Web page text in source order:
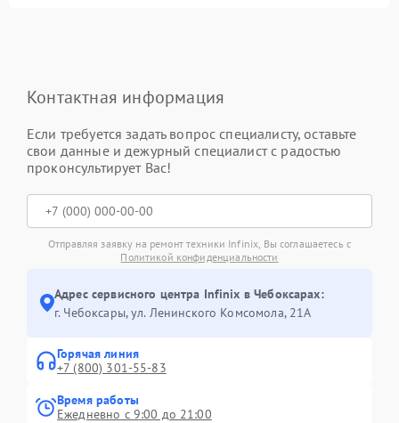
Контактная информация
Если требуется задать вопрос специалисту, оставьте
свои данные и дежурный специалист с радостью
проконсультирует Вас!
Отправляя заявку на ремонт техники Infinix, Вы соглашаетесь с
Политикой конфиденциальности
Адрес сервисного центра Infinix в Чебоксарах:
г. Чебоксары, ул. Ленинского Комсомола, 21А
Горячая линия
+7 (800) 301-55-83
Время работы
Ежедневно с 9:00 до 21:00